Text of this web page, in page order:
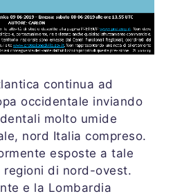
continua ad
occidentale inviando
molto umide
nord Italia compreso.
esposte a tale
regioni di nord-ovest.
e la Lombardia